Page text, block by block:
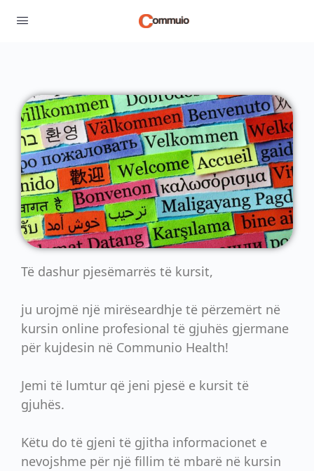
Të dashur pjesëmarrës të kursit,
ju urojmë një mirëseardhje të përzemërt në
kursin online profesional të gjuhës gjermane
për kujdesin në Communio Health!
Jemi të lumtur që jeni pjesë e kursit të
gjuhës.
Këtu do të gjeni të gjitha informacionet e
nevojshme për një fillim të mbarë në kursin